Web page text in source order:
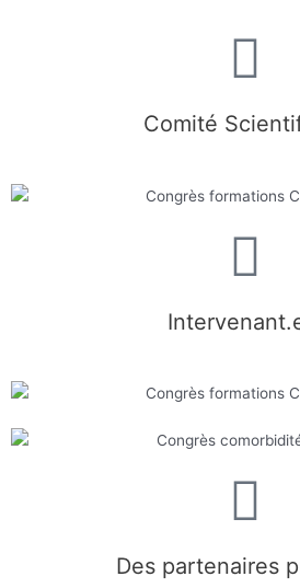
Comité
Des partenaires